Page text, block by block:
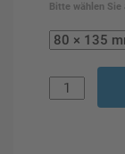
Bitte wählen